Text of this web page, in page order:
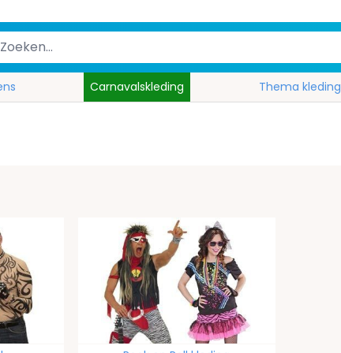
Carnavalskleding Thema kleding